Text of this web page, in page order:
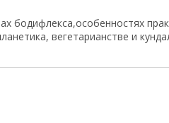
бодифлекса,особенностях
вегетарианстве и